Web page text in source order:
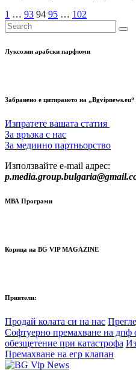
Разделяне
на
публикациите
1 … 93 94 95 … 102
Луксозни арабски парфюми
Забранено е цитирането на
Изпратете вашата статия
За връзка с нас
За медиино партньорство
Използвайте e-mail адрес:
МВА Програми
Корица на BG VIP MAGAZINE
Приятели:
Продай колата си на нас
Софтуерно премахване на дпф
обезщетение при катастрофа
Премахване на егр клапан